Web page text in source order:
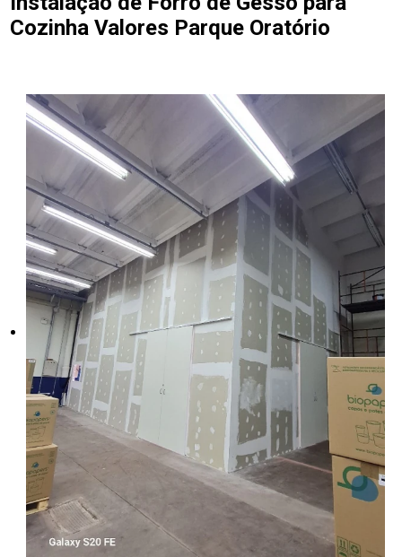
Cozinha Valores Parque Oratório